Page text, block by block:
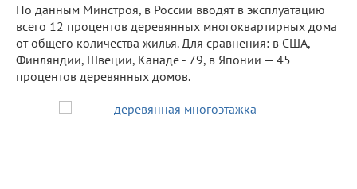
По данным Минстроя, в России вводят в эксплуатацию
всего 12 процентов деревянных многоквартирных дома
от общего количества жилья. Для сравнения: в США,
Финляндии, Швеции, Канаде - 79, в Японии — 45
процентов деревянных домов.